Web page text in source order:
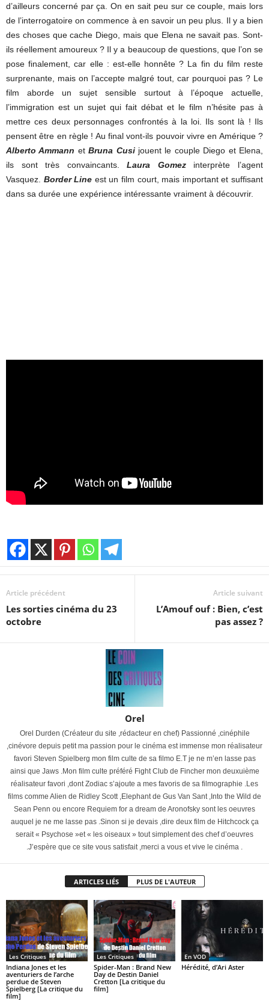
d’ailleurs concerné par ça. On en sait peu sur ce couple, mais lors
de l’interrogatoire on commence à en savoir un peu plus. Il y a bien
des choses que cache Diego, mais que Elena ne savait pas. Sont-
ils réellement amoureux ? Il y a beaucoup de questions, que l’on se
pose finalement, car elle : est-elle honnête ? La fin du film reste
surprenante, mais on l’accepte malgré tout, car pourquoi pas ? Le
film aborde un sujet sensible surtout à l’époque actuelle,
l’immigration est un sujet qui fait débat et le film n’hésite pas à
mettre ces deux personnages confrontés à la loi. Ils sont là ! Ils
pensent être en règle ! Au final vont-ils pouvoir vivre en Amérique ?
Alberto Ammann etBruna Cusijouent le couple Diego et Elena,
ils sont très convaincants.Laura Gomez
interprète l’agent
Vasquez. Border Line est un film court, mais important et suffisant
dans sa durée une expérience intéressante vraiment à découvrir.
Article précédent
Les sorties cinéma du 23
octobre
Article suivant
L’Amouf ouf : Bien, c’est
pas assez ?
Orel
Orel Durden (Créateur du site ,rédacteur en chef) Passionné ,cinéphile
,cinévore depuis petit ma passion pour le cinéma est immense mon réalisateur
favori Steven Spielberg mon film culte de sa filmo E.T je ne m’en lasse pas
ainsi que Jaws .Mon film culte préféré Fight Club de Fincher mon deuxuième
réalisateur favori ,dont Zodiac s’ajoute a mes favoris de sa filmographie .Les
films comme Alien de Ridley Scott ,Elephant de Gus Van Sant ,Into the Wild de
Sean Penn ou encore Requiem for a dream de Aronofsky sont les oeuvres
auquel je ne me lasse pas .Sinon si je devais ,dire deux film de Hitchcock ça
serait « Psychose »et « les oiseaux » tout simplement des chef d’oeuvres
.J’espère que ce site vous satisfait ,merci a vous et vive le cinéma .
ARTICLES LIÉS PLUS DE L'AUTEUR
Les Critiques
Indiana Jones et les
aventuriers de l’arche
perdue de Steven
Spielberg [La critique du
film]
Les Critiques
Spider-Man : Brand New
Day de Destin Daniel
Cretton [La critique du
film]
En VOD
Hérédité, d’Ari Aster